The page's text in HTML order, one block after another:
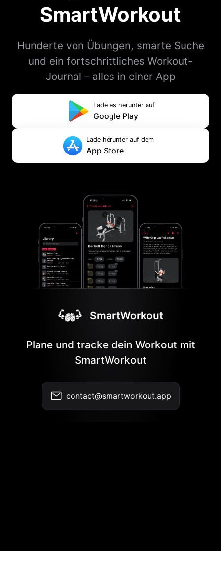
SmartWorkout
Hunderte von Übungen, smarte Suche
und ein fortschrittliches Workout-
Journal – alles in einer App
Lade es herunter auf
Google Play
Lade herunter auf dem
App Store
SmartWorkout
Plane und tracke dein Workout mit
SmartWorkout
contact@smartworkout.app